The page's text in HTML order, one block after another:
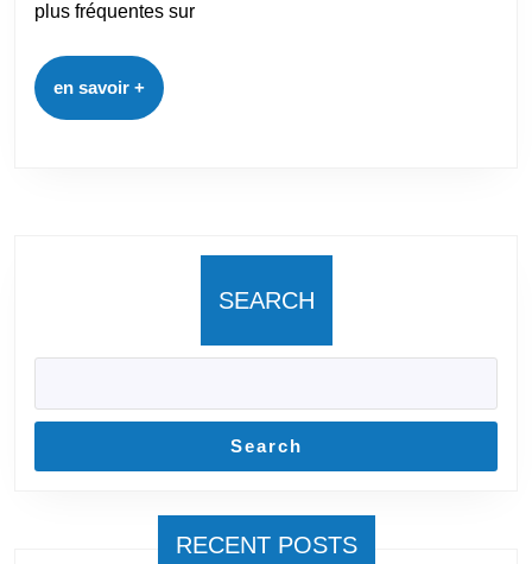
plus fréquentes sur
en savoir +
SEARCH
Search
RECENT POSTS